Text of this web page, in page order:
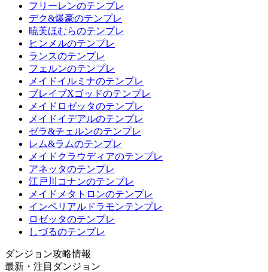
フリーレンのテンプレ
デク&爆豪のテンプレ
暁美ほむらのテンプレ
ヒンメルのテンプレ
ランスのテンプレ
フェルンのテンプレ
メイドイルミナのテンプレ
ブレイブXゴッドのテンプレ
メイドロゼッタのテンプレ
メイドイデアルのテンプレ
ゼラ&チェルンのテンプレ
レム&ラムのテンプレ
メイドクラウディアのテンプレ
アネッタのテンプレ
江戸川コナンのテンプレ
メイドメタトロンのテンプレ
インペリアルドラモンテンプレ
ロゼッタのテンプレ
しづるのテンプレ
ダンジョン攻略情報
最新・注目ダンジョン